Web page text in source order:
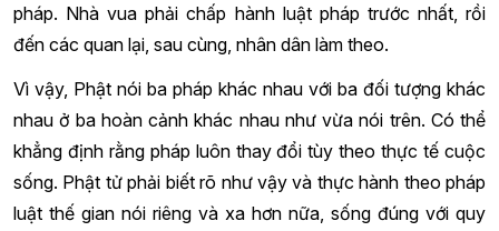
pháp. Nhà vua phải chấp hành luật pháp trước nhất, rồi
đến các quan lại, sau cùng, nhân dân làm theo.
Vì vậy, Phật nói ba pháp khác nhau với ba đối tượng khác
nhau ở ba hoàn cảnh khác nhau như vừa nói trên. Có thể
khẳng định rằng pháp luôn thay đổi tùy theo thực tế cuộc
sống. Phật tử phải biết rõ như vậy và thực hành theo pháp
luật thế gian nói riêng và xa hơn nữa, sống đúng với quy